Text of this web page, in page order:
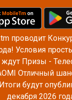
проводит
Условия
ждут Призы -
Отличный
будут
декабря 2026